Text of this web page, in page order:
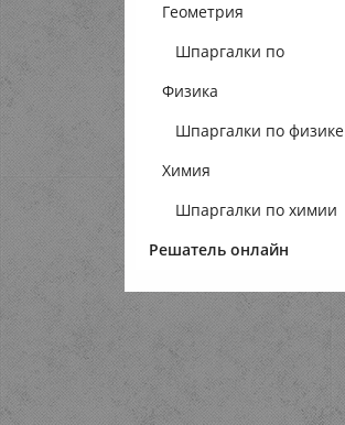
Геометрия
Шпаргалки по
геометрии
Физика
Шпаргалки по физике
Химия
Шпаргалки по химии
Решатель онлайн